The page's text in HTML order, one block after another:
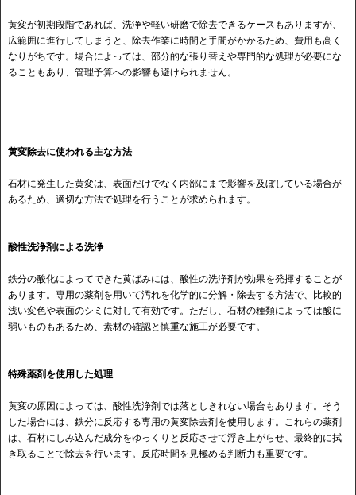
黄変が初期段階であれば、洗浄や軽い研磨で除去できるケースもありますが、
広範囲に進行してしまうと、除去作業に時間と手間がかかるため、費用も高く
なりがちです。場合によっては、部分的な張り替えや専門的な処理が必要にな
ることもあり、管理予算への影響も避けられません。
黄変除去に使われる主な方法
石材に発生した黄変は、表面だけでなく内部にまで影響を及ぼしている場合が
あるため、適切な方法で処理を行うことが求められます。
酸性洗浄剤による洗浄
鉄分の酸化によってできた黄ばみには、酸性の洗浄剤が効果を発揮することが
あります。専用の薬剤を用いて汚れを化学的に分解・除去する方法で、比較的
浅い変色や表面のシミに対して有効です。ただし、石材の種類によっては酸に
弱いものもあるため、素材の確認と慎重な施工が必要です。
特殊薬剤を使用した処理
黄変の原因によっては、酸性洗浄剤では落としきれない場合もあります。そう
した場合には、鉄分に反応する専用の黄変除去剤を使用します。これらの薬剤
は、石材にしみ込んだ成分をゆっくりと反応させて浮き上がらせ、最終的に拭
き取ることで除去を行います。反応時間を見極める判断力も重要です。